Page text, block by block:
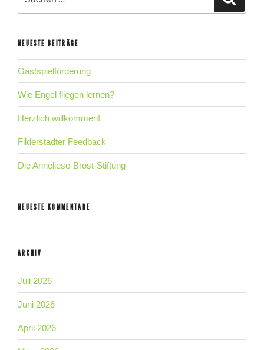
nach:
NEUESTE BEITRÄGE
Gastspielförderung
Wie Engel fliegen lernen?
Herzlich willkommen!
Filderstadter Feedback
Die Anneliese-Brost-Stiftung
NEUESTE KOMMENTARE
ARCHIV
Juli 2026
Juni 2026
April 2026